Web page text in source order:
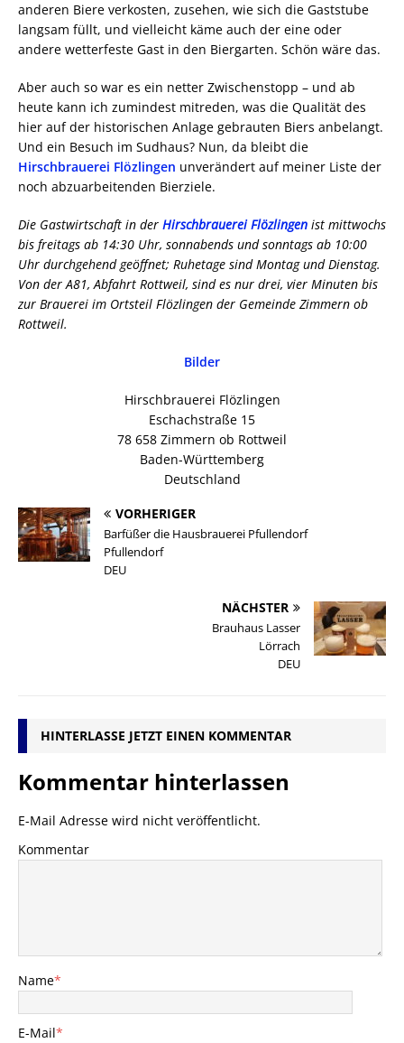
anderen Biere verkosten, zusehen, wie sich die Gaststube
langsam füllt, und vielleicht käme auch der eine oder
andere wetterfeste Gast in den Biergarten. Schön wäre das.
Aber auch so war es ein netter Zwischenstopp – und ab
heute kann ich zumindest mitreden, was die Qualität des
hier auf der historischen Anlage gebrauten Biers anbelangt.
Und ein Besuch im Sudhaus? Nun, da bleibt die
Hirschbrauerei Flözlingen unverändert auf meiner Liste der
noch abzuarbeitenden Bierziele.
Die Gastwirtschaft in der Hirschbrauerei Flözlingen ist mittwochs
bis freitags ab 14:30 Uhr, sonnabends und sonntags ab 10:00
Uhr durchgehend geöffnet; Ruhetage sind Montag und Dienstag.
Von der A81, Abfahrt Rottweil, sind es nur drei, vier Minuten bis
zur Brauerei im Ortsteil Flözlingen der Gemeinde Zimmern ob
Rottweil.
Bilder
Hirschbrauerei Flözlingen
Eschachstraße 15
78 658 Zimmern ob Rottweil
Baden-Württemberg
Deutschland
VORHERIGER
Barfüßer die Hausbrauerei Pfullendorf
Pfullendorf
DEU
NÄCHSTER
Brauhaus Lasser
Lörrach
DEU
HINTERLASSE JETZT EINEN KOMMENTAR
Kommentar hinterlassen
E-Mail Adresse wird nicht veröffentlicht.
Kommentar
Name*
E-Mail*